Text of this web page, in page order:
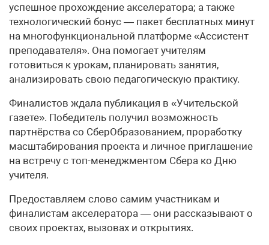
успешное прохождение акселератора; а также
технологический бонус — пакет бесплатных минут
на многофункциональной платформе «Ассистент
преподавателя». Она помогает учителям
готовиться к урокам, планировать занятия,
анализировать свою педагогическую практику.
Финалистов ждала публикация в «Учительской
газете». Победитель получил возможность
партнёрства со СберОбразованием, проработку
масштабирования проекта и личное приглашение
на встречу с топ-менеджментом Сбера ко Дню
учителя.
Предоставляем слово самим участникам и
финалистам акселератора — они рассказывают о
своих проектах, вызовах и открытиях.